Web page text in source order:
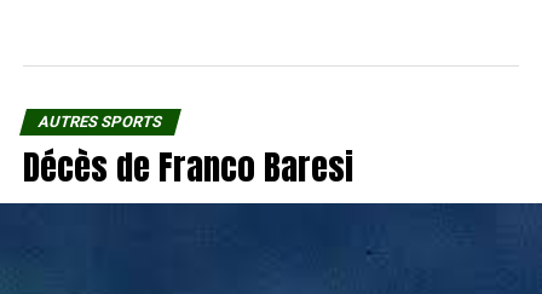
AUTRES SPORTS
Décès de Franco Baresi